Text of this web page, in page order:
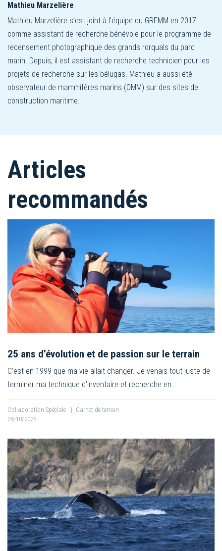
Mathieu Marzelière
Mathieu Marzelière s’est joint à l’équipe du GREMM en 2017
comme assistant de recherche bénévole pour le programme de
recensement photographique des grands rorquals du parc
marin. Depuis, il est assistant de recherche technicien pour les
projets de recherche sur les bélugas. Mathieu a aussi été
observateur de mammifères marins (OMM) sur des sites de
construction maritime.
Articles
recommandés
25 ans d’évolution et de passion sur le terrain
C’est en 1999 que ma vie allait changer. Je venais tout juste de
terminer ma technique d’inventaire et recherche en…
Collaboration Spéciale | Carnet de terrain
28/10/2025